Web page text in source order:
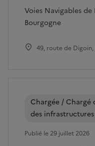
Voies Navigables
Bourgogne
49, route de
Chargée /
des infrastructures
Publié le 29 juillet 2026